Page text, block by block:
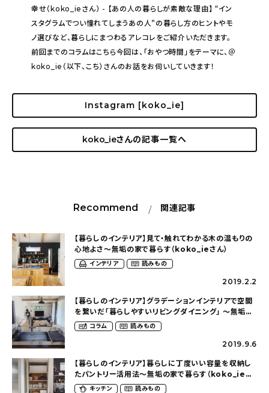
幸せ（koko_ieさん） - 【あの人の暮らしが素敵な理由】 “イン
スタグラムでつい憧れてしまうあの人”の暮らし方のヒントやモ
ノ選びなど、暮らしにまつわるアレコレをご紹介いただきます。
前回までのコラムはこちら今回は、「おやつ時間」をテーマに、＠
koko_ie（以下、こち）さんのお話をお伺いしていきます！
Instagram [koko_ie]
koko_ieさんの記事一覧へ
Recommend 関連記事
【暮らしのインテリア】見て・触れてわかる木の温もりの
心地よさ～無垢の家で暮らす（koko_ieさん）
インテリア 読みもの
2019.2.2
【暮らしのインテリア】グラデーションインテリアで空間
を繋いだ「暮らしやすいリビングダイニング」 ～無垢の
家で暮らす（koko_ieさん）
コラム 読みもの
2019.9.6
【暮らしのインテリア】暮らしに丁度いい容量を収納し
たパントリー活用法～無垢の家で暮らす（koko_ieさ
ん） キッチン 読みもの